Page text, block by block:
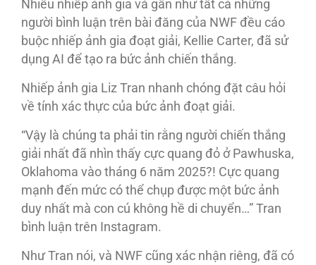
Nhiều nhiếp ảnh gia và gần như tất cả những
người bình luận trên bài đăng của NWF đều cáo
buộc nhiếp ảnh gia đoạt giải, Kellie Carter, đã sử
dụng AI để tạo ra bức ảnh chiến thắng.
Nhiếp ảnh gia Liz Tran nhanh chóng đặt câu hỏi
về tính xác thực của bức ảnh đoạt giải.
“Vậy là chúng ta phải tin rằng người chiến thắng
giải nhất đã nhìn thấy cực quang đỏ ở Pawhuska,
Oklahoma vào tháng 6 năm 2025?! Cực quang
mạnh đến mức có thể chụp được một bức ảnh
duy nhất mà con cú không hề di chuyển…” Tran
bình luận trên Instagram.
Như Tran nói, và NWF cũng xác nhận riêng, đã có